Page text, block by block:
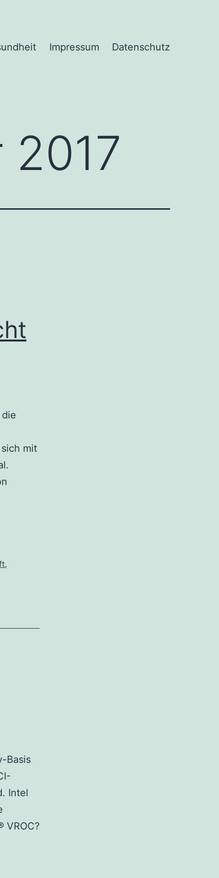
Impressum Datenschutz
mit
,
Basis
Intel
VROC?